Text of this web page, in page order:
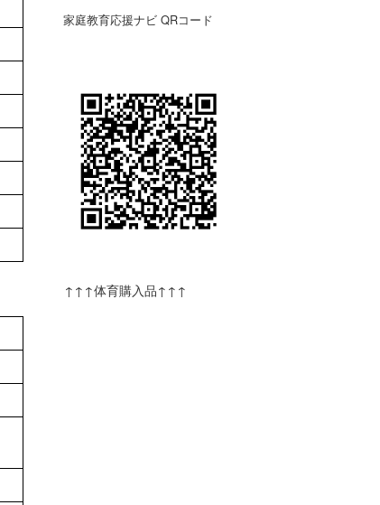
家庭教育応援ナビ QRコード
↑↑↑体育購入品↑↑↑